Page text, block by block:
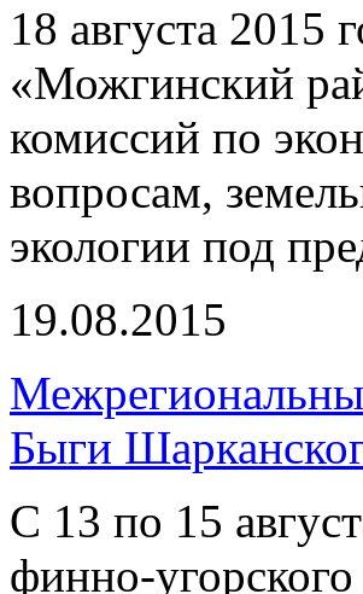
18 августа 2015
«Можгинский
комиссий по
вопросам,
экологии под
19.08.2015
Быги
С 13 по 15
финно-